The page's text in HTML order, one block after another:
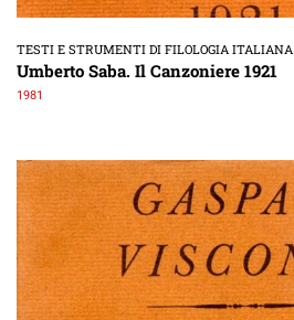
TESTI E STRUMENTI DI FILOLOGIA ITALIANA
Umberto Saba. Il Canzoniere 1921
1981